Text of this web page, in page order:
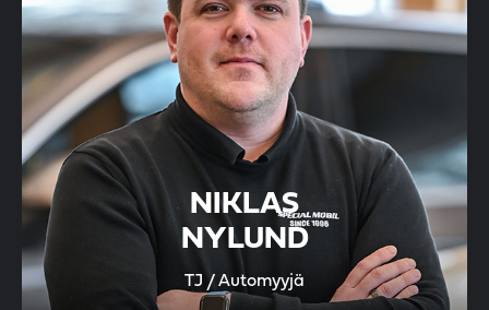
NIKLAS
NYLUND
TJ / Automyyjä